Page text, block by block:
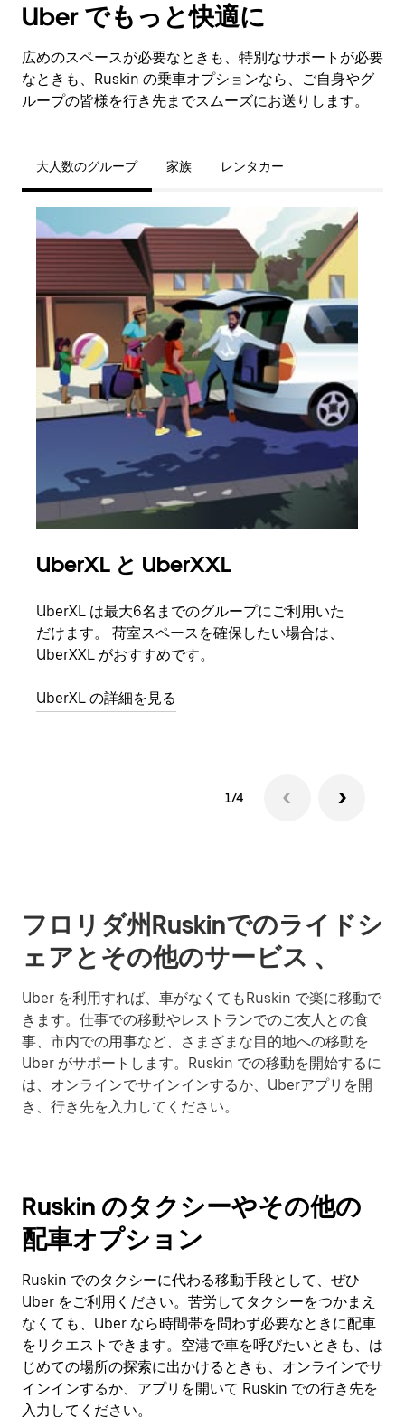
Uber でもっと快適に
広めのスペースが必要なときも、特別なサポートが必要
なときも、Ruskin の乗車オプションなら、ご自身やグ
ループの皆様を行き先までスムーズにお送りします。
大人数のグループ 家族 レンタカー
UberXL と UberXXL
UberXL は最大6名までのグループにご利用いた
だけます。 荷室スペースを確保したい場合は、
UberXXL がおすすめです。
UberXL の詳細を見る
1/4
フロリダ州Ruskinでのライドシ
ェアとその他のサービス 、
Uber を利用すれば、車がなくてもRuskin で楽に移動で
きます。仕事での移動やレストランでのご友人との食
事、市内での用事など、さまざまな目的地への移動を
Uber がサポートします。Ruskin での移動を開始するに
は、オンラインでサインインするか、Uberアプリを開
き、行き先を入力してください。
Ruskin のタクシーやその他の
配車オプション
Ruskin でのタクシーに代わる移動手段として、ぜひ
Uber をご利用ください。苦労してタクシーをつかまえ
なくても、Uber なら時間帯を問わず必要なときに配車
をリクエストできます。空港で車を呼びたいときも、は
じめての場所の探索に出かけるときも、オンラインでサ
インインするか、アプリを開いて Ruskin での行き先を
入力してください。